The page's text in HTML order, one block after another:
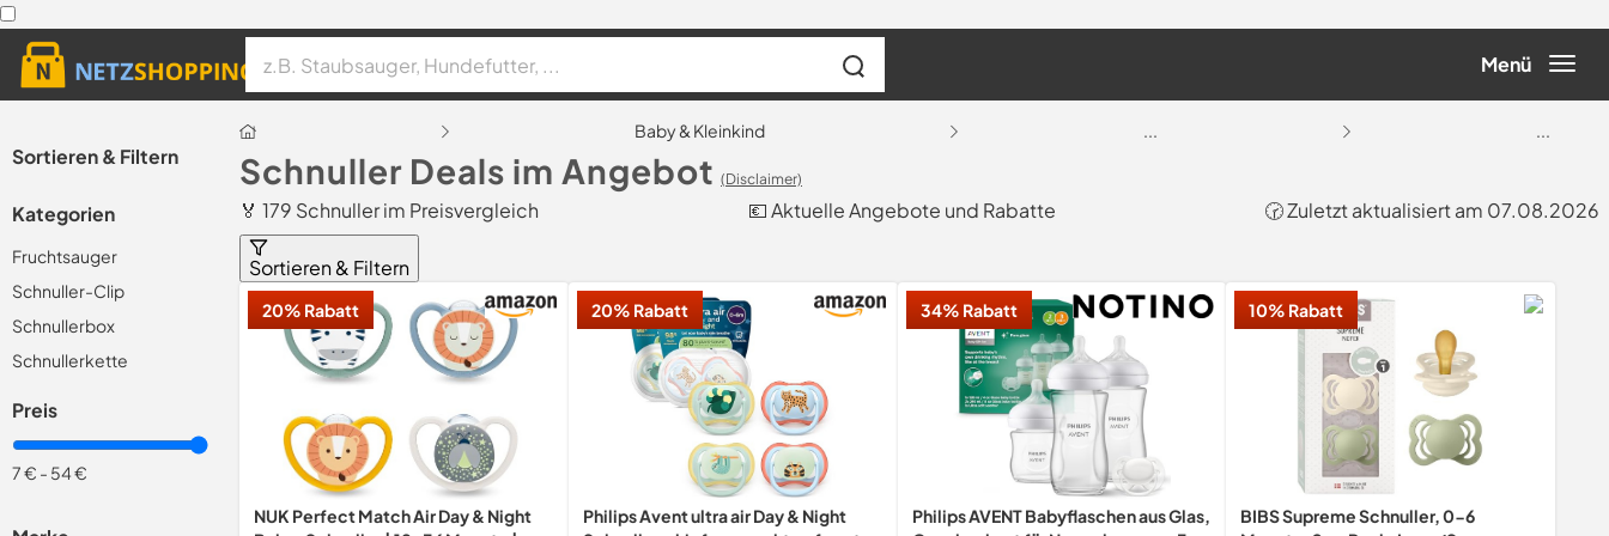
Menü
Sortieren & Filtern
Kategorien
Fruchtsauger
Schnuller-Clip
Schnullerbox
Schnullerkette
Preis
7 € - 54 €
Baby & Kleinkind ... ...
Schnuller Deals im Angebot (Disclaimer)
🏅 179 Schnuller im Preisvergleich 💶 Aktuelle Angebote und Rabatte 🕝 Zuletzt aktualisiert am 07.08.2026
Sortieren & Filtern
20% Rabatt
NUK Perfect Match Air Day & Night
20% Rabatt
Philips Avent ultra air Day & Night
34% Rabatt
Philips AVENT Babyflaschen aus Glas,
10% Rabatt
BIBS Supreme Schnuller, 0-6